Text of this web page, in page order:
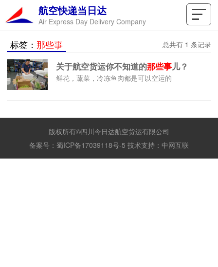
航空快递当日达
Air Express Day Delivery Company
标签： 那些事 总共有 1 条记录
关于航空货运你不知道的那些事儿？
鲜花，蔬菜，冷冻鱼肉都是可以空运的
版权所有©四川今日达航空货运有限公司
备案号： 蜀ICP备17039118号-5 技术支持： 中网互联